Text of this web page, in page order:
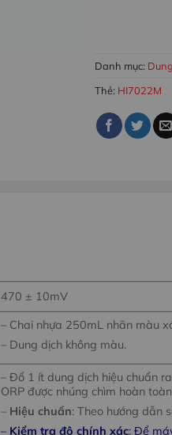
Danh mục:
Thẻ: HI7022M
470 ± 10mV
– Chai nhựa 250mL nhãn màu
– Dung dịch không màu.
– Đổ 1 ít dung dịch hiệu chuẩn
ORP được nhúng chìm hoàn
– Hiệu chuẩn: Theo hướng dẫn
– Kiểm tra độ chính xác: Để